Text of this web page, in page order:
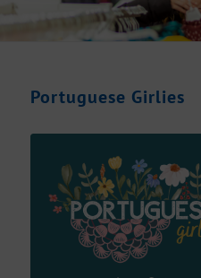
Portuguese Girlies